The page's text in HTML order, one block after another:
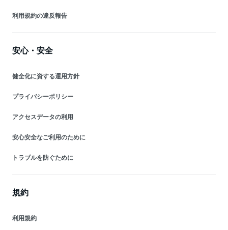
利用規約の違反報告
安心・安全
健全化に資する運用方針
プライバシーポリシー
アクセスデータの利用
安心安全なご利用のために
トラブルを防ぐために
規約
利用規約